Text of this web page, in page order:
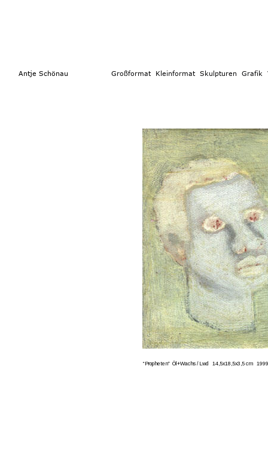
Antje Schönau Großformat Kleinformat Skulpturen Grafik
“Propheten”  Öl+Wachs / Lwd   14,5x18,5x3,5 cm   1999